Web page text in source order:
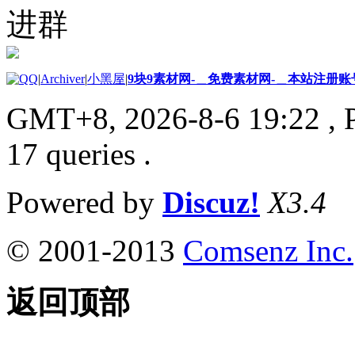
进群
|Archiver|小黑屋|9块9素材网-＿免费素材网-＿本站注册账
GMT+8, 2026-8-6 19:22 ,
17 queries .
Powered by Discuz! X3.4
© 2001-2013 Comsenz Inc.
返回顶部